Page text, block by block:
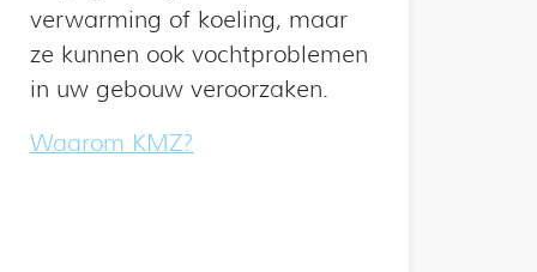
verwarming of koeling, maar
ze kunnen ook vochtproblemen
in uw gebouw veroorzaken.
Waarom KMZ?